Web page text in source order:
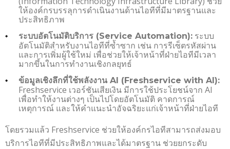
ให้องค์กรบรรลุการดำเนินงานด้านไอทีที่มีมาตรฐานและ
ประสิทธิภาพ
ระบบอัตโนมัติบริการ (Service Automation): ระบบ
อัตโนมัติสำหรับงานไอทีที่ซ้ำซาก เช่น การรีเซ็ตรหัสผ่าน
และการเพิ่มผู้ใช้ใหม่ เพื่อช่วยให้เจ้าหน้าที่ฝ่ายไอทีมีเวลา
มากขึ้นในการทำงานเชิงกลยุทธ์
ข้อมูลเชิงลึกที่ใช้พลังงาน AI (Freshservice with AI):
Freshservice เวอร์ชันเสียเงิน มีการใช้ประโยชน์จาก AI
เพื่อทำให้งานต่างๆ เป็นไปโดยอัตโนมัติ คาดการณ์
เหตุการณ์ และให้คำแนะนำอัจฉริยะแก่เจ้าหน้าที่ฝ่ายไอที
โดยรวมแล้ว Freshservice ช่วยให้องค์กรไอทีสามารถส่งมอบ
บริการไอทีที่มีประสิทธิภาพและได้มาตรฐาน ช่วยยกระดับ